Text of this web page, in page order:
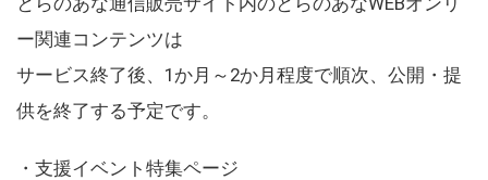
ー関連コンテンツは
サービス終了後、1か月～2か月程度で順次、公開・提
供を終了する予定です。
・支援イベント特集ページ